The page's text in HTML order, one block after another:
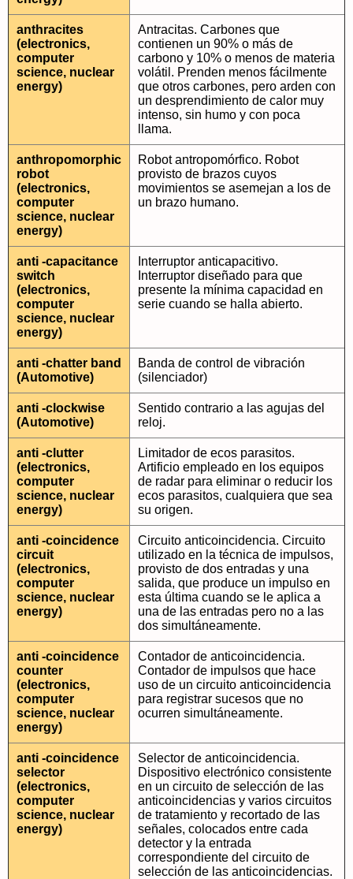
anthracites
(electronics,
computer
science, nuclear
energy)
Antracitas. Carbones que
contienen un 90% o más de
carbono y 10% o menos de materia
volátil. Prenden menos fácilmente
que otros carbones, pero arden con
un desprendimiento de calor muy
intenso, sin humo y con poca
llama.
anthropomorphic
robot
(electronics,
computer
science, nuclear
energy)
Robot antropomórfico. Robot
provisto de brazos cuyos
movimientos se asemejan a los de
un brazo humano.
anti -capacitance
switch
(electronics,
computer
science, nuclear
energy)
Interruptor anticapacitivo.
Interruptor diseñado para que
presente la mínima capacidad en
serie cuando se halla abierto.
anti -chatter band
(Automotive)
Banda de control de vibración
(silenciador)
anti -clockwise
(Automotive)
Sentido contrario a las agujas del
reloj.
anti -clutter
(electronics,
computer
science, nuclear
energy)
Limitador de ecos parasitos.
Artificio empleado en los equipos
de radar para eliminar o reducir los
ecos parasitos, cualquiera que sea
su origen.
anti -coincidence
circuit
(electronics,
computer
science, nuclear
energy)
Circuito anticoincidencia. Circuito
utilizado en la técnica de impulsos,
provisto de dos entradas y una
salida, que produce un impulso en
esta última cuando se le aplica a
una de las entradas pero no a las
dos simultáneamente.
anti -coincidence
counter
(electronics,
computer
science, nuclear
energy)
Contador de anticoincidencia.
Contador de impulsos que hace
uso de un circuito anticoincidencia
para registrar sucesos que no
ocurren simultáneamente.
anti -coincidence
selector
(electronics,
computer
science, nuclear
energy)
Selector de anticoincidencia.
Dispositivo electrónico consistente
en un circuito de selección de las
anticoincidencias y varios circuitos
de tratamiento y recortado de las
señales, colocados entre cada
detector y la entrada
correspondiente del circuito de
selección de las anticoincidencias.